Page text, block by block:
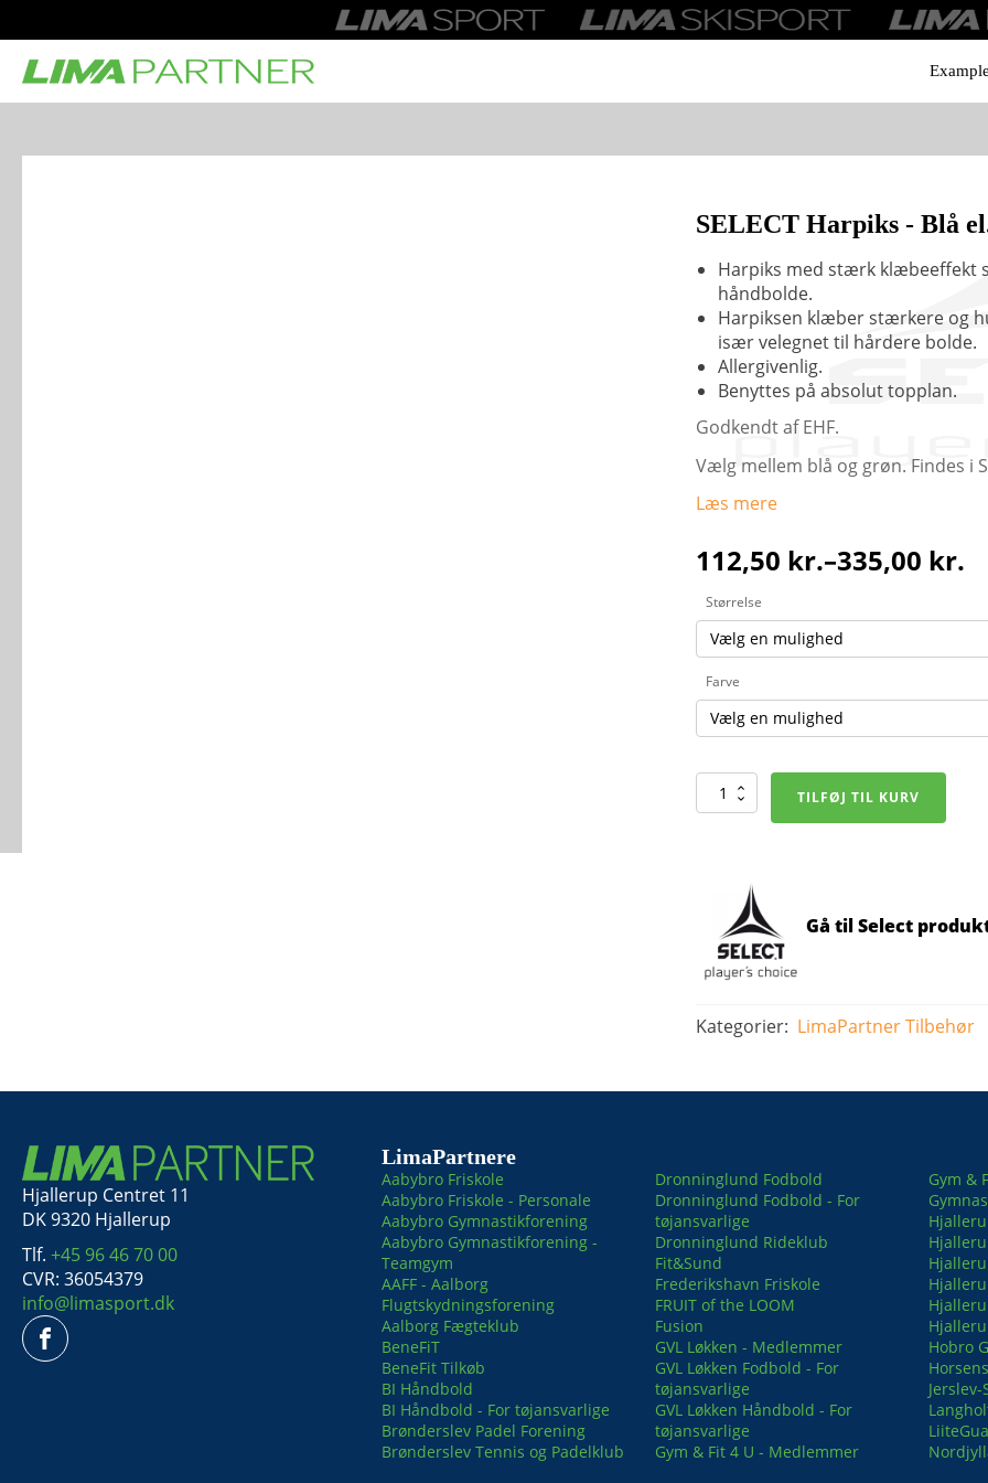
SELECT Harpiks - Blå
Harpiks med stærk klæbeeffekt
håndbolde.
Harpiksen klæber stærkere og
især velegnet til hårdere bolde.
Allergivenlig.
Benyttes på absolut topplan.
Godkendt af EHF.
Vælg mellem blå og grøn. Findes i
Læs mere
112,50 kr.–335,00 kr.
Prisinterval:
112,50 kr.
til
335,00 kr.
Størrelse
Farve
SELECT
Harpiks
TILFØJ TIL KURV
Gå til Select
Kategorier: LimaPartnerTilbehør
Hjallerup Centret 11
DK 9320 Hjallerup
Tlf. +45 96 46 70 00
CVR: 36054379
info@limasport.dk
LimaPartnere
Aabybro Friskole
Aabybro Friskole - Personale
Aabybro Gymnastikforening
Aabybro Gymnastikforening -
Teamgym
AAFF - Aalborg
Flugtskydningsforening
Aalborg Fægteklub
BeneFiT
BeneFit Tilkøb
BI Håndbold
BI Håndbold - For tøjansvarlige
Brønderslev Padel Forening
Brønderslev Tennis og Padelklub
Dronninglund Fodbold
Dronninglund Fodbold - For
tøjansvarlige
Dronninglund Rideklub
Fit&Sund
Frederikshavn Friskole
FRUIT of the LOOM
Fusion
GVL Løkken - Medlemmer
GVL Løkken Fodbold - For
tøjansvarlige
GVL Løkken Håndbold - For
tøjansvarlige
Gym & Fit 4 U - Medlemmer
Gym &
Hobro